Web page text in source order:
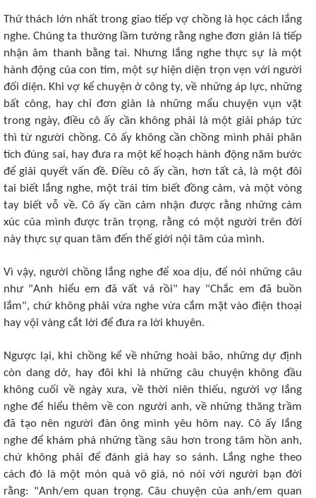
Thử thách lớn nhất trong giao tiếp vợ chồng là học cách lắng
nghe. Chúng ta thường lầm tưởng rằng nghe đơn giản là tiếp
nhận âm thanh bằng tai. Nhưng lắng nghe thực sự là một
hành động của con tim, một sự hiện diện trọn vẹn với người
đối diện. Khi vợ kể chuyện ở công ty, về những áp lực, những
bất công, hay chỉ đơn giản là những mẩu chuyện vụn vặt
trong ngày, điều cô ấy cần không phải là một giải pháp tức
thì từ người chồng. Cô ấy không cần chồng mình phải phân
tích đúng sai, hay đưa ra một kế hoạch hành động năm bước
để giải quyết vấn đề. Điều cô ấy cần, hơn tất cả, là một đôi
tai biết lắng nghe, một trái tim biết đồng cảm, và một vòng
tay biết vỗ về. Cô ấy cần cảm nhận được rằng những cảm
xúc của mình được trân trọng, rằng có một người trên đời
này thực sự quan tâm đến thế giới nội tâm của mình.
Vì vậy, người chồng lắng nghe để xoa dịu, để nói những câu
như "Anh hiểu em đã vất vả rồi" hay "Chắc em đã buồn
lắm", chứ không phải vừa nghe vừa cắm mặt vào điện thoại
hay vội vàng cắt lời để đưa ra lời khuyên.
Ngược lại, khi chồng kể về những hoài bão, những dự định
còn dang dở, hay đôi khi là những câu chuyện không đầu
không cuối về ngày xưa, về thời niên thiếu, người vợ lắng
nghe để hiểu thêm về con người anh, về những thăng trầm
đã tạo nên người đàn ông mình yêu hôm nay. Cô ấy lắng
nghe để khám phá những tầng sâu hơn trong tâm hồn anh,
chứ không phải để đánh giá hay so sánh. Lắng nghe theo
cách đó là một món quà vô giá, nó nói với người bạn đời
rằng: "Anh/em quan trọng. Câu chuyện của anh/em quan